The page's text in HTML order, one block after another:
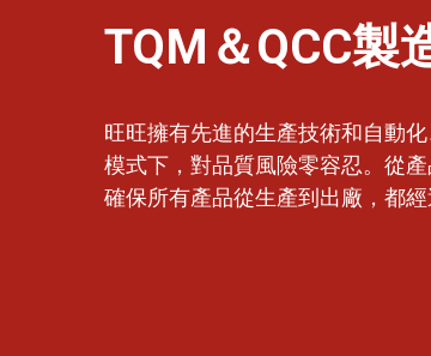
TQM＆QCC製
旺旺擁有先進的生產技術和自動
模式下，對品質風險零容忍。從
確保所有產品從生產到出廠，都